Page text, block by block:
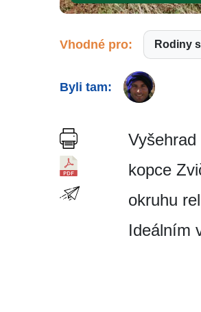
Vhodné pro: Rodiny
Byli tam:
kopce
okruhu
Ideálním